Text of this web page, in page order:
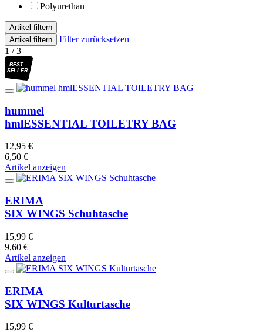
Polyurethan
Artikel filtern
Artikel filtern
Filter zurücksetzen
1 / 3
BEST
SELLER
hummel
hmlESSENTIAL TOILETRY BAG
12,95 €
6,50 €
Artikel anzeigen
ERIMA
SIX WINGS Schuhtasche
15,99 €
9,60 €
Artikel anzeigen
ERIMA
SIX WINGS Kulturtasche
15,99 €